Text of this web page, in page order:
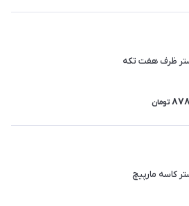
ظرف هفت تکه
تومان
کاسه مارپیچ